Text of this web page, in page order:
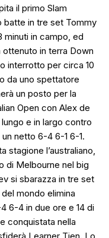
il primo Slam
batte in tre set Tommy
in campo, ed
ottenuto in terra Down
interrotto per circa 10
da uno spettatore
un posto per la
Open con Alex de
e in largo contro
netto 6-4 6-1 6-1.
stagione l’australiano,
di Melbourne nel big
si sbarazza in tre set
mondo elimina
6-4 in due ore e 14 di
conquistata nella